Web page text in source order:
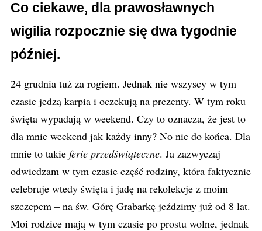
Co ciekawe, dla prawosławnych
wigilia rozpocznie się dwa tygodnie
później.
24 grudnia tuż za rogiem. Jednak nie wszyscy w tym
czasie jedzą karpia i oczekują na prezenty. W tym roku
święta wypadają w weekend. Czy to oznacza, że jest to
dla mnie weekend jak każdy inny? No nie do końca. Dla
mnie to takie ferie przedświąteczne. Ja zazwyczaj
odwiedzam w tym czasie część rodziny, która faktycznie
celebruje wtedy święta i jadę na rekolekcje z moim
szczepem – na św. Górę Grabarkę jeździmy już od 8 lat.
Moi rodzice mają w tym czasie po prostu wolne, jednak